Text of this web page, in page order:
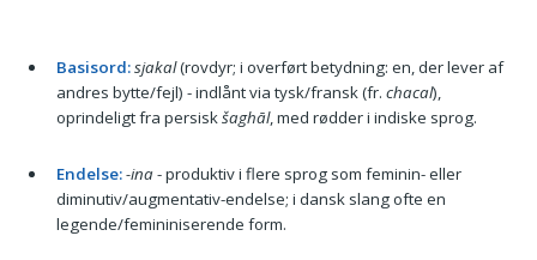
Basisord:sjakal(rovdyr; i overført betydning: en, der lever af
andres bytte/fejl) - indlånt via tysk/fransk (fr. chacal),
oprindeligt fra persiskšaghāl, med rødder i indiske sprog.
Endelse:-ina- produktiv i flere sprog som feminin- eller
diminutiv/augmentativ-endelse; i dansk slang ofte en
legende/femininiserende form.